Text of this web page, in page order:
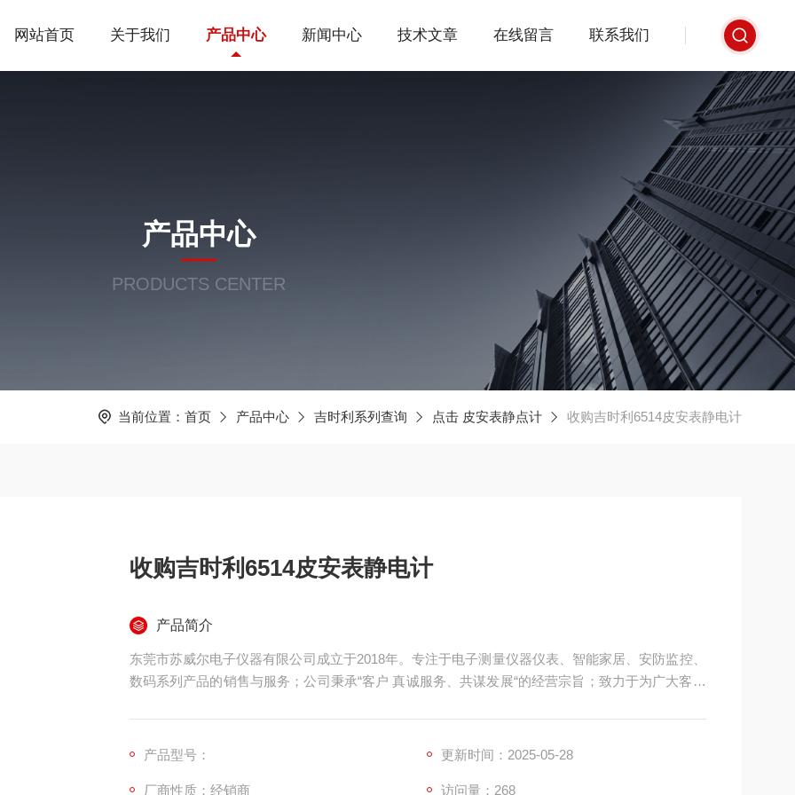
网站首页 关于我们 产品中心 新闻中心 技术文章 在线留言 联系我们
产品中心
PRODUCTS CENTER
当前位置： 首页 产品中心 吉时利系列查询 点击 皮安表静点计 收购吉时利6514皮安表静电计
收购吉时利6514皮安表静电计
产品简介
东莞市苏威尔电子仪器有限公司成立于2018年。专注于电子测量仪器仪表、智能家居、安防监控、
数码系列产品的销售与服务；公司秉承“客户 真诚服务、共谋发展“的经营宗旨；致力于为广大客户
本，为厂家创造利润，从而实现合作共赢。
产品型号： 更新时间：2025-05-28
厂商性质：经销商 访问量：268